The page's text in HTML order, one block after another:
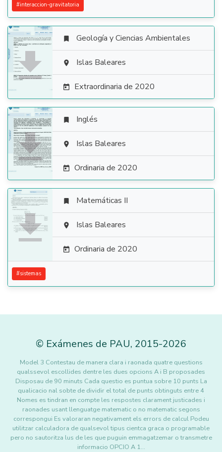
#interaccion-gravitatoria

 Geología y Ciencias Ambientales
 Islas Baleares
 Extraordinaria de 2020

 Inglés
 Islas Baleares
 Ordinaria de 2020

 Matemáticas II
 Islas Baleares
 Ordinaria de 2020
#sistemas
© Exámenes de PAU, 2015-2026
Model 3 Contestau de manera clara i raonada quatre questions
qualssevol escollides dentre les dues opcions A i B proposades
Disposau de 90 minuts Cada questio es puntua sobre 10 punts La
qualicacio nal sobte de dividir el total de punts obtinguts entre 4
Nomes es tindran en compte les respostes clarament justicades i
raonades usant llenguatge matematic o no matematic segons
correspongui Es valoraran negativament els errors de calcul Podeu
utilitzar calculadora de qualsevol tipus cientca graca o programable
pero no sautoritza lus de les que puguin emmagatzemar o transmetre
informacio OPCIO A 1…